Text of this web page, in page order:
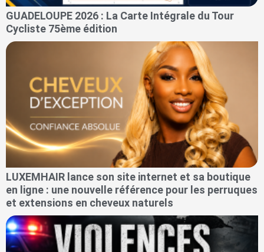
GUADELOUPE 2026 : La Carte Intégrale du Tour
Cycliste 75ème édition
LUXEMHAIR lance son site internet et sa boutique
en ligne : une nouvelle référence pour les perruques
et extensions en cheveux naturels